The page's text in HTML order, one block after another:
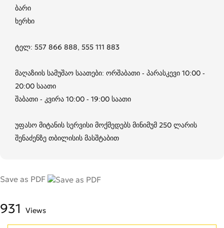
ბარი
ხერხი
ტელ: 557 866 888, 555 111 883
მაღაზიის სამუშაო საათები: ორშაბათი - პარასკევი 10:00 -
20:00 საათი
შაბათი - კვირა 10:00 - 19:00 საათი
უფასო მიტანის სერვისი მოქმედებს მინიმუმ 250 ლარის
შენაძენზე თბილისის მასშტაბით
Save as PDF
931 Views